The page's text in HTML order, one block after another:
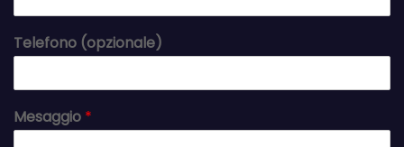
Telefono (opzionale)
Mesaggio *